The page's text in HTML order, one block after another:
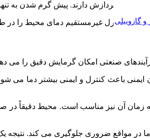
گازوییلی
در حین پردازش دارند. پیش گرم شدن به
کنترل غیرمستقیم دمای محیط را در
صنعتی امکان گرمایش دقیق را می
باعث کنترل و ایمنی بیشتر دما می
زمان آن نیز مناسب است. محیط دقیقاً
در مواقع ضروری جلوگیری می کند.